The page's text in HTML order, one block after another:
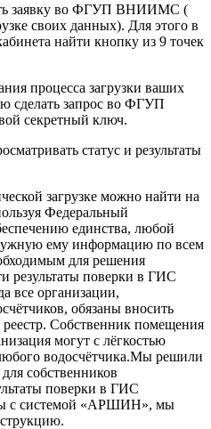
заявку во ФГУП ВНИИМС (
своих данных). Для этого в
найти кнопку из 9 точек
процесса загрузки ваших
сделать запрос во ФГУП
секретный ключ.
статус и результаты
загрузке можно найти на
Федеральный
единства, любой
ему информацию по всем
для решения
результаты поверки в ГИС
все организации,
обязаны вносить
Собственник помещения
могут с лёгкостью
водосчётчика.Мы решили
собственников
поверки в ГИС
с системой «АРШИН», мы